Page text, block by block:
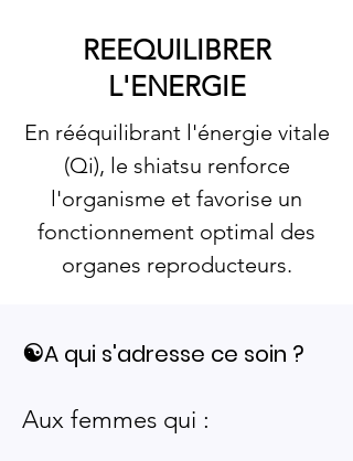
REEQUILIBRER
L'ENERGIE
En rééquilibrant l'énergie vitale
(Qi), le shiatsu renforce
l'organisme et favorise un
fonctionnement optimal des
organes reproducteurs.
☯️A qui s'adresse ce soin ?
​Aux femmes qui :